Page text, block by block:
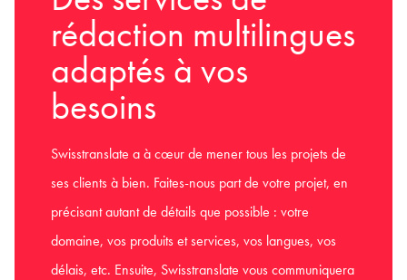
rédaction multilingues
adaptés à vos
besoins
Swisstranslate a à cœur de mener tous les projets de
ses clients à bien. Faites-nous part de votre projet, en
précisant autant de détails que possible : votre
domaine, vos produits et services, vos langues, vos
délais, etc. Ensuite, Swisstranslate vous communiquera